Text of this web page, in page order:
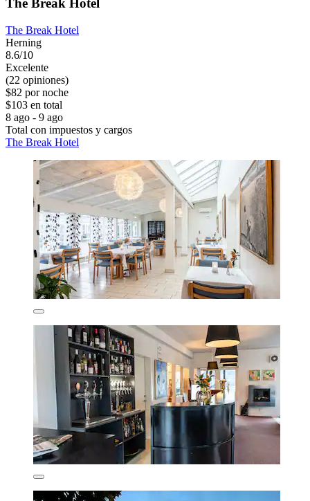
The Break Hotel
The Break Hotel
Herning
8.6/10
Excelente
(22 opiniones)
$82 por noche
$103 en total
8 ago - 9 ago
Total con impuestos y cargos
The Break Hotel